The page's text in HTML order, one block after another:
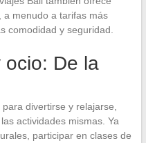
a menudo a tarifas más
comodidad y seguridad.
ocio: De la
divertirse y relajarse,
actividades mismas. Ya
participar en clases de